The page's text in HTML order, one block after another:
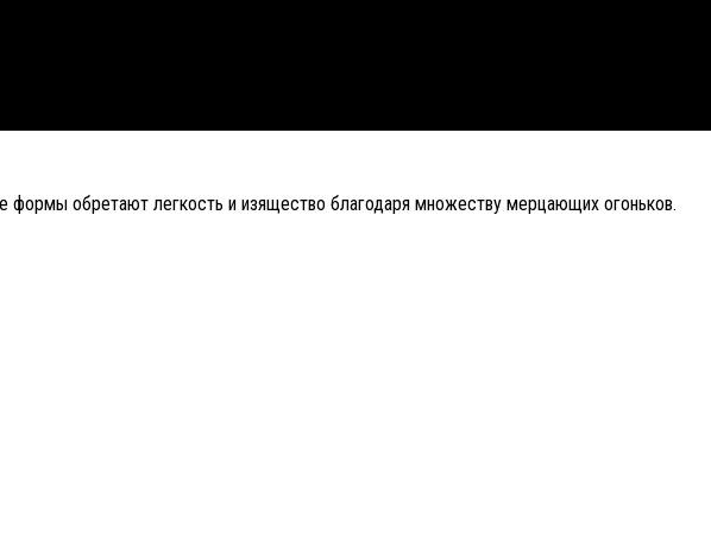
формы обретают легкость и изящество благодаря множеству мерцающих огоньков.